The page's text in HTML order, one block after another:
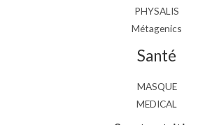
PHYSALIS
Métagenics
Santé
MASQUE
MEDICAL